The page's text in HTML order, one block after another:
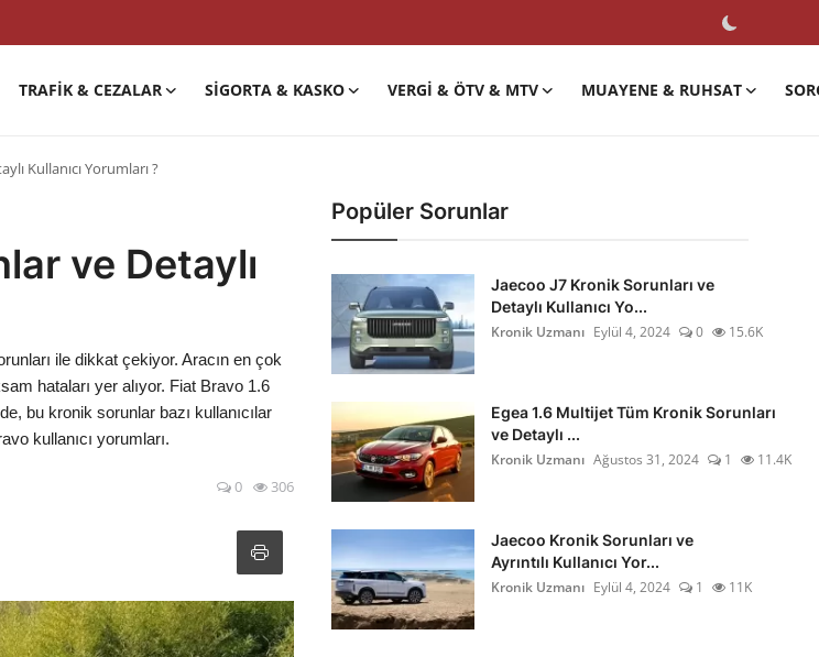
TRAFIK & CEZALAR SIGORTA & KASKO VERGI & ÖTV & MTV MUAYENE & RUHSAT
Kullanıcı Yorumları ?
ve Detaylı
ile dikkat çekiyor. Aracın en çok
hataları yer alıyor. Fiat Bravo 1.6
bu kronik sorunlar bazı kullanıcılar
kullanıcı yorumları.
0 306
Popüler Sorunlar
Jaecoo J7 Kronik Sorunları ve
Detaylı Kullanıcı Yo...
Kronik Uzmanı Eylül 4, 2024 0 15.6K
Egea 1.6 Multijet Tüm Kronik Sorunları
ve Detaylı ...
Kronik Uzmanı Ağustos 31, 2024 1 11.4K
Jaecoo Kronik Sorunları ve
Ayrıntılı Kullanıcı Yor...
Kronik Uzmanı Eylül 4, 2024 1 11K